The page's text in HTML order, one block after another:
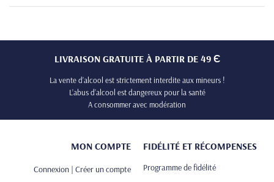
LIVRAISON GRATUITE À PARTIR DE 49 Є
La vente d’alcool est strictement interdite aux mineurs !
L’abus d’alcool est dangereux pour la santé
A consommer avec modération
MON COMPTE
Connexion | Créer un compte
FIDÉLITÉ ET RÉCOMPENSES
Programme de fidélité